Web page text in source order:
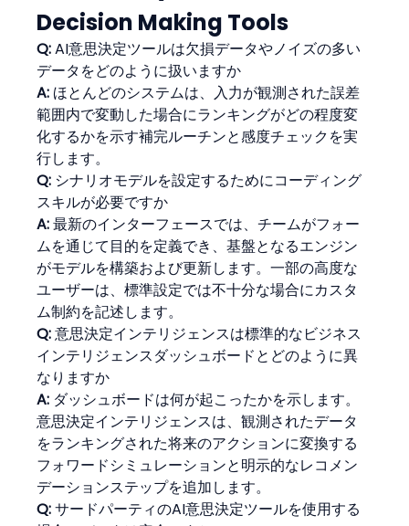
Decision Making Tools
Q: AI意思決定ツールは欠損データやノイズの多い
データをどのように扱いますか
A: ほとんどのシステムは、入力が観測された誤差
範囲内で変動した場合にランキングがどの程度変
化するかを示す補完ルーチンと感度チェックを実
行します。
Q: シナリオモデルを設定するためにコーディング
スキルが必要ですか
A: 最新のインターフェースでは、チームがフォー
ムを通じて目的を定義でき、基盤となるエンジン
がモデルを構築および更新します。一部の高度な
ユーザーは、標準設定では不十分な場合にカスタ
ム制約を記述します。
Q: 意思決定インテリジェンスは標準的なビジネス
インテリジェンスダッシュボードとどのように異
なりますか
A: ダッシュボードは何が起こったかを示します。
意思決定インテリジェンスは、観測されたデータ
をランキングされた将来のアクションに変換する
フォワードシミュレーションと明示的なレコメン
デーションステップを追加します。
Q: サードパーティのAI意思決定ツールを使用する